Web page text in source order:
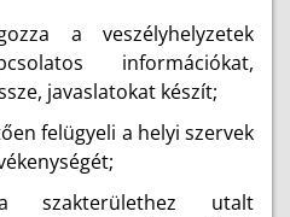
a veszélyhelyzetek
információkat,
javaslatokat készít;
felügyeli a helyi szervek
szakterülethez utalt